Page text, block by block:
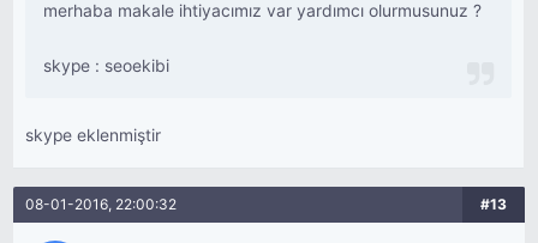
merhaba makale ihtiyacımız var yardımcı olurmusunuz ?
skype : seoekibi
skype eklenmiştir
08-01-2016, 22:00:32 #13